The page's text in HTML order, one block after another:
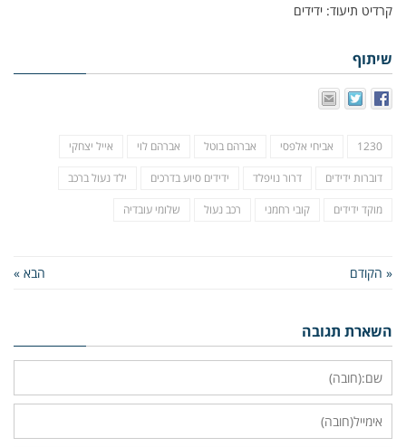
קרדיט תיעוד: ידידים
שיתוף
1230 אביחי אלפסי אברהם בוטל אברהם לוי אייל יצחקי
דוברות ידידים דרור נויפלד ידידים סיוע בדרכים ילד נעול ברכב
מוקד ידידים קובי רחמני רכב נעול שלומי עובדיה
« הקודם הבא »
השארת תגובה